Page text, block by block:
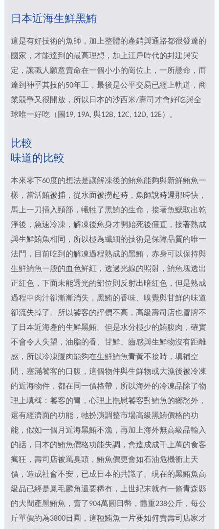
日本近海生鮮黑鮪
這是有好技術的魚師，加上整體的產銷與通路都很發達的
國家，才能達到的最高理想，加上江戶時代的封建與安
定，讓職人願意賣命在一個小小的崗位上，一所懸命，而
達到神乎其技的50年工，最後是公平交易已經上軌道，商
業競爭又很開放，所以日本的沙西米/壽司才會好吃與全
球唯一好吃（圖19, 19A, 與12B, 12C, 12D, 12E）。
比較
味道的比較
本來零下60度的想法是讓解凍後的鮪魚能夠與新鮮鮪魚一
樣，當活鮪被捕，從水面被撈起時，魚師說時遲那時快，
馬上一刀插入頸部，犧牲了黑鮪的生命，接著魚鰓取出乾
淨後，急速冷凍，解凍後魚身才開始死後僵直，接著熟成
與生鮮鮪魚相同，所以極為纖細的技術是保障品質的唯一
法門，目前吃到的解凍過程熟成的黑鮪，赤身可以保持與
生鮮鮪魚一般的血色鮮紅，透過光線的照射，鮪魚塊透出
正紅色，下面未能透光的部位則反射出暗紅色，但是熟成
過程中肉汁卻漸漸消失，黑鮪的香味、嗅覺與甘鮮的味道
卻流失掉了。所以饕客的評價不高，高級壽司店也冒牌不
了日本近海產的生鮮黑鮪。但是水分極少的鮪腹肉，確實
不會令人失望，油脂的香、甘鮮、齒感與生鮮物沒有距離
感，所以冷凍腹肉能夠在生鮮鮪魚青黃不接時，填補空
間，塞滿饕客的口腹，這個物件與生鮮物或大漁後被冷凍
的近海物件，都在同一價格帶，所以海外的冷凍品除了物
理上填稱：饕客的胃，心理上撫慰饕客對鮪魚的鄉愁外，
還有經濟面的功能，牠扮演調整市場高級黑鮪價格的功
能，假如一個月近海黑鮪不漁，再加上海外無高級品輸入
的話，日本的鮪魚價格功能失調，會造成成千上萬的食客
瘋狂，壽司店被罵臭頭，鮪魚價更會如石油危機衝上天
價，造成社會不安，已成日本的共識了。現在的黑鮪魚高
級品已經是鳳毛麟角還要稀有，上世紀末就有一條青森縣
的大間產黑鮪魚，賣了904萬圓日幣，體重238公斤，每公
斤單價約為3800日圓，這種鮪魚一片要如何賣壽司店家才